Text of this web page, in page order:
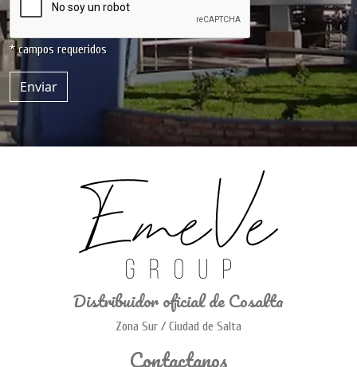
* campos requeridos
Enviar
Distribuidor oficial de Cosalta
Zona Sur / Ciudad de Salta
Contactanos